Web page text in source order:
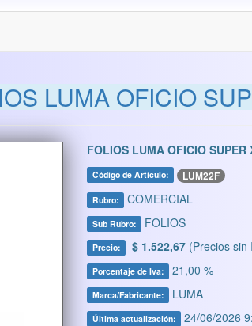
LUMA OFICIO
FOLIOS LUMA OFICIO SUPER
Código de Artículo: LUM22F
Rubro: COMERCIAL
Sub Rubro: FOLIOS
Precio: $ 1.522,67 (Precios sin
Porcentaje de Iva: 21,00 %
Marca/Fabricante: LUMA
Última actualización: 24/06/2026